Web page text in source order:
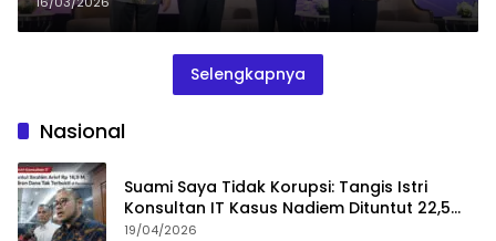
Selengkapnya
Nasional
Suami Saya Tidak Korupsi: Tangis Istri
Konsultan IT Kasus Nadiem Dituntut 22,5
Tahun
19/04/2026